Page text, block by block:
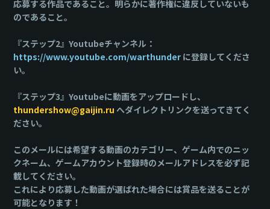
応募する作品であること。明らかに著作権に違反していないも
のであること。
『ステップ2』Youtubeチャンネル：
https://www.youtube.com/warthunder に登録してくださ
い。
『ステップ3』Youtubeに動画をアップロードし、
thundershow@gaijin.ru へダイレクトリンクを送ってきてく
ださい。
このメールには希望する動画のカテゴリー、ゲーム内でのニッ
クネーム、ゲームアカウント登録時のメールアドレスを必ず記
載してください。
これにより応募した動画が選ばれた場合には賞品を送ることが
可能となります！